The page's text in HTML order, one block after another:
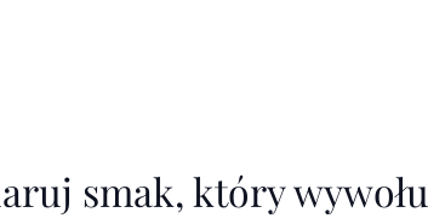
smak, który